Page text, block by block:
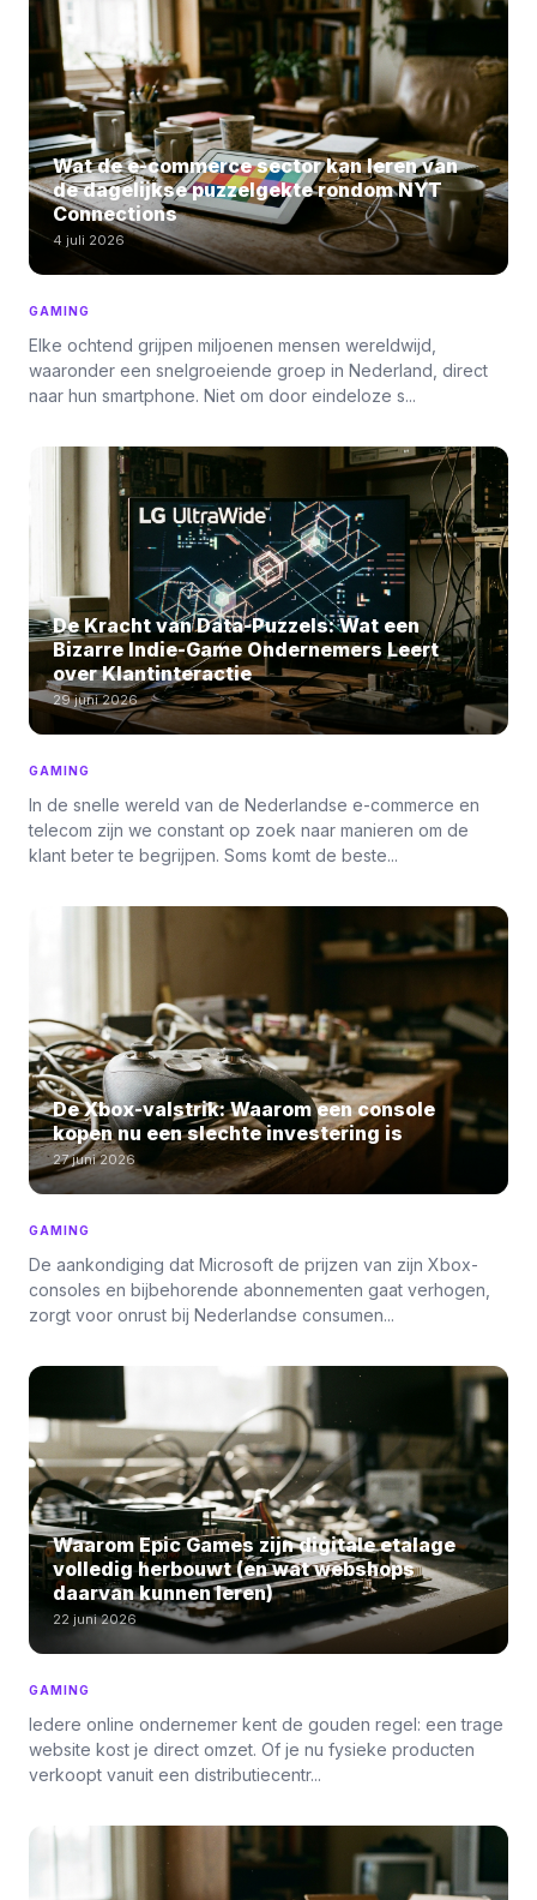
Wat de e-commerce sector kan leren van
de dagelijkse puzzelgekte rondom NYT
Connections
4 juli 2026
GAMING
Elke ochtend grijpen miljoenen mensen wereldwijd,
waaronder een snelgroeiende groep in Nederland, direct
naar hun smartphone. Niet om door eindeloze s...
De Kracht van Data-Puzzels: Wat een
Bizarre Indie-Game Ondernemers Leert
over Klantinteractie
29 juni 2026
GAMING
In de snelle wereld van de Nederlandse e-commerce en
telecom zijn we constant op zoek naar manieren om de
klant beter te begrijpen. Soms komt de beste...
De Xbox-valstrik: Waarom een console
kopen nu een slechte investering is
27 juni 2026
GAMING
De aankondiging dat Microsoft de prijzen van zijn Xbox-
consoles en bijbehorende abonnementen gaat verhogen,
zorgt voor onrust bij Nederlandse consumen...
Waarom Epic Games zijn digitale etalage
volledig herbouwt (en wat webshops
daarvan kunnen leren)
22 juni 2026
GAMING
Iedere online ondernemer kent de gouden regel: een trage
website kost je direct omzet. Of je nu fysieke producten
verkoopt vanuit een distributiecentr...